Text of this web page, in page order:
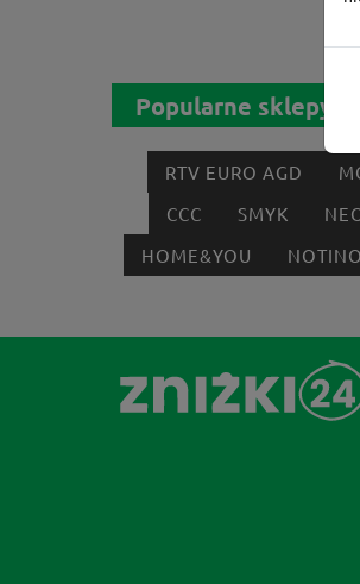
Popularne sklepy
RTV EURO AGD
CCC
SMYK
HOME&YOU
NOTINO